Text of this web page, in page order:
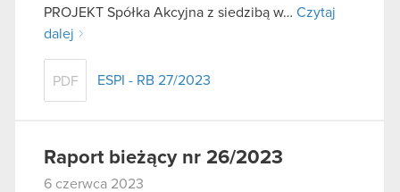
PROJEKT Spółka Akcyjna z siedzibą w… Czytaj
dalej
PDF ESPI - RB 27/2023
Raport bieżący nr 26/2023
6 czerwca 2023